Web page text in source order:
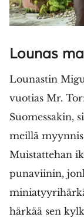
Lounas
Lounastin
vuotias Mr.
Suomessakin,
meillä
Muistattehan
punaviinin,
härkää sen